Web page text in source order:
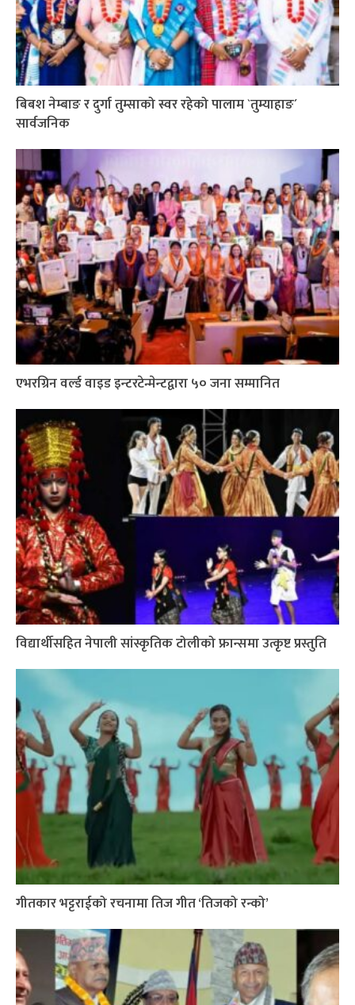
बिबश नेम्बाङ र दुर्गा तुम्साको स्वर रहेको पालाम `तुम्याहाङ´
सार्वजनिक
एभरग्रिन वर्ल्ड वाइड इन्टरटेन्मेन्टद्वारा ५० जना सम्मानित
विद्यार्थीसहित नेपाली सांस्कृतिक टोलीको फ्रान्समा उत्कृष्ट प्रस्तुति
गीतकार भट्टराईको रचनामा तिज गीत ‘तिजको रन्को’